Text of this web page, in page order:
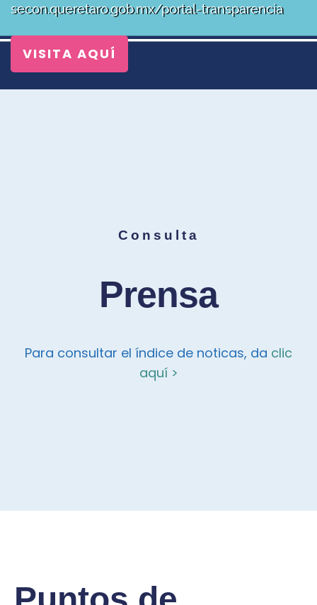
secon.queretaro.gob.mx/portal-transparencia
VISITA AQUÍ
Consulta
Prensa
Para consultar el índice de noticas, da clic
aquí >